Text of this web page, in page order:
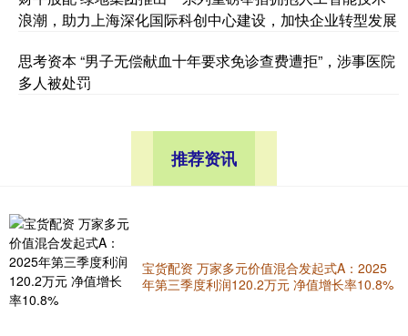
浪潮，助力上海深化国际科创中心建设，加快企业转型发展
思考资本 “男子无偿献血十年要求免诊查费遭拒”，涉事医院
多人被处罚
推荐资讯
宝货配资 万家多元价值混合发起式A：2025
年第三季度利润120.2万元 净值增长率10.8%